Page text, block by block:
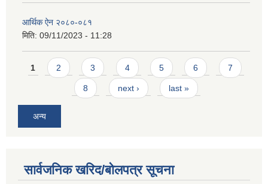
आर्थिक ऐन २०८०-०८१
मिति: 09/11/2023 - 11:28
Pages
1 2 3 4 5 6 7
8 next › last »
अन्य
सार्वजनिक खरिद/बोलपत्र सूचना